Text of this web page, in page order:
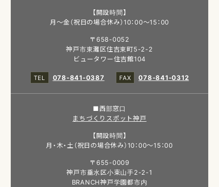
【開設時間】
月～金（祝日の場合休み）10：00～15：00
〒658-0052
神戸市東灘区住吉東町5-2-2
ビュータワー住吉館104
078-841-0387
078-841-0312
■西部窓口
まちづくりスポット神戸
【開設時間】
月・木・土（祝日の場合休み）10：00～15：00
〒655-0009
神戸市垂水区小束山手2-2-1
BRANCH神戸学園都市内